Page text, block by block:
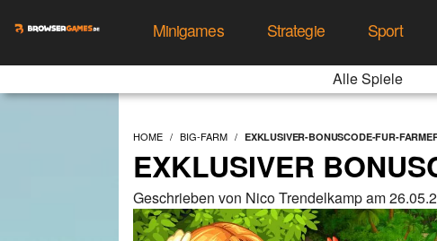
Minigames Strategie Sport
Alle Spiele
HOME BIG-FARM EXKLUSIVER-BONUSCODE-FUR-
EXKLUSIVER
Geschrieben von Nico Trendelkamp am